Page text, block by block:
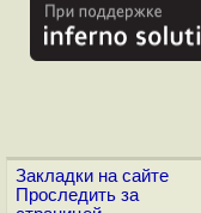
Закладки на сайте
Проследить за